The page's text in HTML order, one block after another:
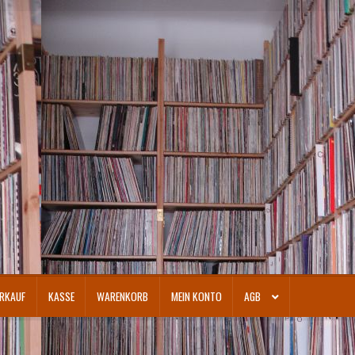
KASSE WARENKORB MEIN KONTO AGB